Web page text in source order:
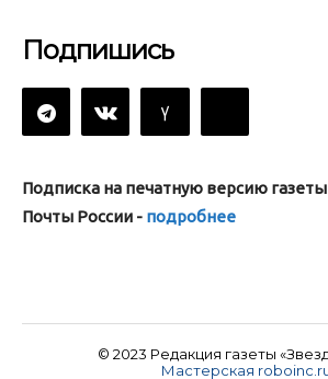
Подпишись
Подписка на печатную версию
Почты России - подробнее
© 2023 Редакция газеты
Мастерская